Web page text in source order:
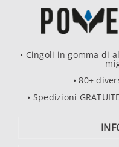
• Cingoli in gomma di
• 80+
• Spedizioni